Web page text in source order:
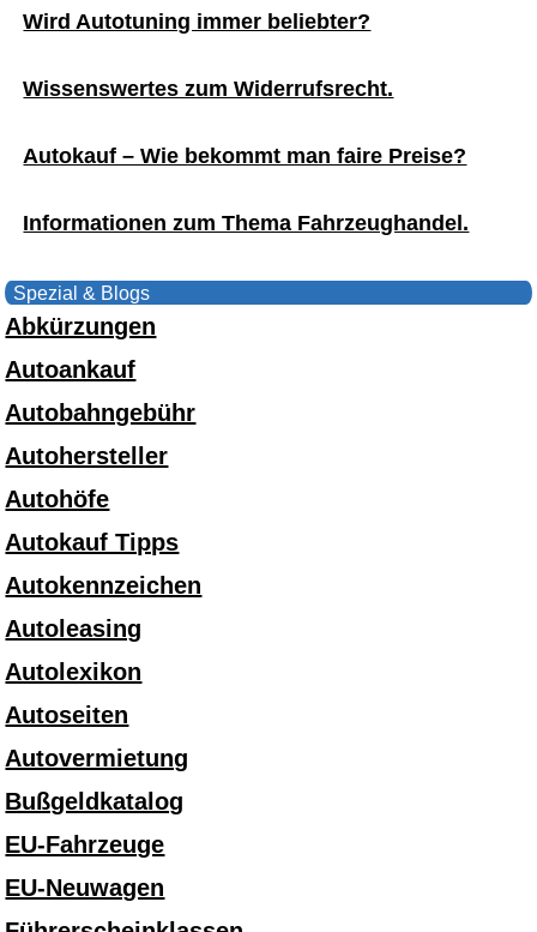
Wird Autotuning immer beliebter?
Wissenswertes zum Widerrufsrecht.
Autokauf – Wie bekommt man faire Preise?
Informationen zum Thema Fahrzeughandel.
Spezial & Blogs
Abkürzungen
Autoankauf
Autobahngebühr
Autohersteller
Autohöfe
Autokauf Tipps
Autokennzeichen
Autoleasing
Autolexikon
Autoseiten
Autovermietung
Bußgeldkatalog
EU-Fahrzeuge
EU-Neuwagen